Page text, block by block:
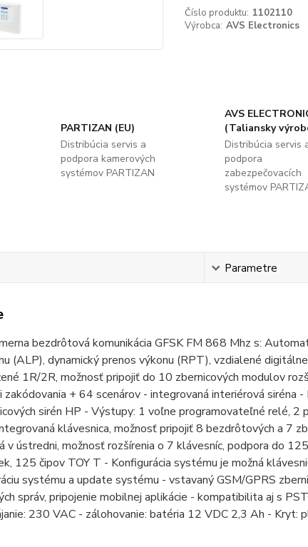
Číslo produktu: 1102110
Výrobca: AVS Electronics
PARTIZAN (EU)
Distribúcia servis a
podpora kamerových
systémov PARTIZAN
AVS
(Taliansky
Distribúcia servis
podpora
zabezpečovacích
systémov
Parametre
bezdrôtová komunikácia GFSK FM 868 Mhz s:
(ALP), dynamický prenos výkonu (RPT), vzdialené
1R/2R, možnosť pripojiť do 10 zbernicových modulov
+ 64 scenárov - integrovaná interiérová siréna
sirén HP - Výstupy: 1 voľne programovateľné relé, 2
klávesnica, možnosť pripojiť 8 bezdrôtových a 7
v ústredni, možnosť rozšírenia o 7 klávesníc, podpora do
125 čipov TOY T - Konfigurácia systému je možná
systému a update systému - vstavaný GSM/GPRS
správ, pripojenie mobilnej aplikácie - kompatibilita aj s
230 VAC - zálohovanie: batéria 12 VDC 2,3 Ah - Kryt: